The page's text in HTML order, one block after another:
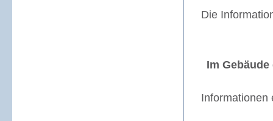
Die
Im
Informationen